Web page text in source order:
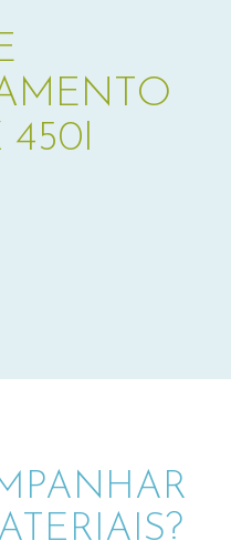
450I